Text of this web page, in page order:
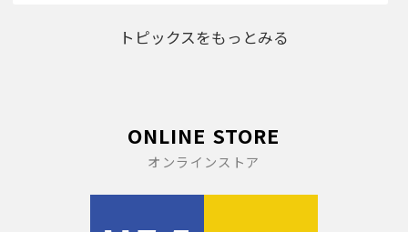
トピックスをもっとみる
ONLINE STORE
オンラインストア